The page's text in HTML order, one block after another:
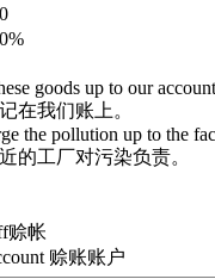
goods up to our
在我们账上。
the pollution up to the
的工厂对污染负责。
赊帐
赊账账户